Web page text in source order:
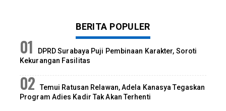
BERITA POPULER
DPRD Surabaya Puji Pembinaan Karakter, Soroti
Kekurangan Fasilitas
Temui Ratusan Relawan, Adela Kanasya Tegaskan
Program Adies Kadir Tak Akan Terhenti